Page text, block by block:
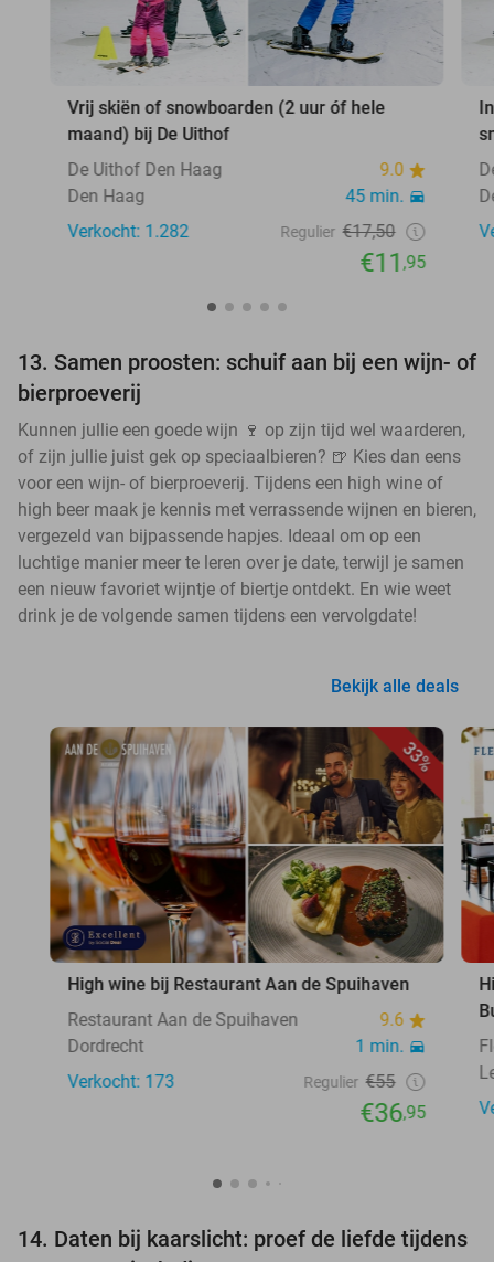
Vrij skiën of snowboarden (2 uur óf hele
maand) bij De Uithof
De Uithof Den Haag
9.0
Den Haag
45 min.
Verkocht: 1.282
Regulier €17,50
€11,95
13. Samen proosten: schuif aan bij een wijn- of
bierproeverij
Kunnen jullie een goede wijn 🍷 op zijn tijd wel waarderen,
of zijn jullie juist gek op speciaalbieren? 🍺 Kies dan eens
voor een wijn- of bierproeverij. Tijdens een high wine of
high beer maak je kennis met verrassende wijnen en bieren,
vergezeld van bijpassende hapjes. Ideaal om op een
luchtige manier meer te leren over je date, terwijl je samen
een nieuw favoriet wijntje of biertje ontdekt. En wie weet
drink je de volgende samen tijdens een vervolgdate!
Bekijk alle deals
33%
High wine bij Restaurant Aan de Spuihaven
Restaurant Aan de Spuihaven
9.6
Dordrecht
1 min.
Verkocht: 173
Regulier €55
€36,95
14. Daten bij kaarslicht: proef de liefde tijdens